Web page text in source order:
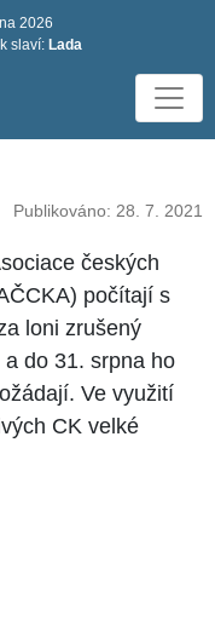
2026
slaví: Lada
Publikováno: 28. 7. 2021
českých
počítají s
loni zrušený
do 31. srpna ho
Ve využití
CK velké